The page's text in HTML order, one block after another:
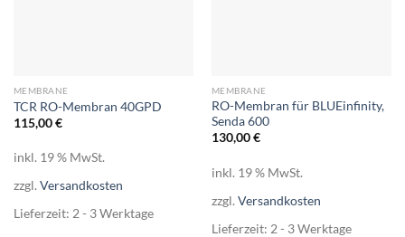
MEMBRANE
TCR RO-Membran 40GPD
115,00€
inkl. 19 % MwSt.
zzgl. Versandkosten
Lieferzeit: 2 - 3 Werktage
MEMBRANE
RO-Membran für BLUEinfinity,
Senda 600
130,00€
inkl. 19 % MwSt.
zzgl. Versandkosten
Lieferzeit: 2 - 3 Werktage